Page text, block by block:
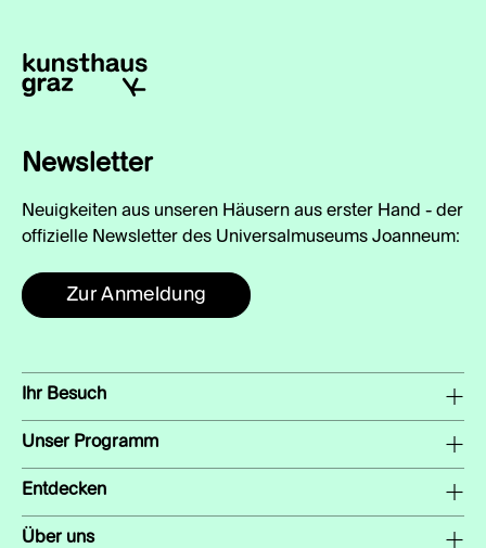
Newsletter
Neuigkeiten aus unseren Häusern aus erster Hand - der
offizielle Newsletter des Universalmuseums Joanneum:
Zur Anmeldung
Ihr Besuch
Unser Programm
Entdecken
Über uns